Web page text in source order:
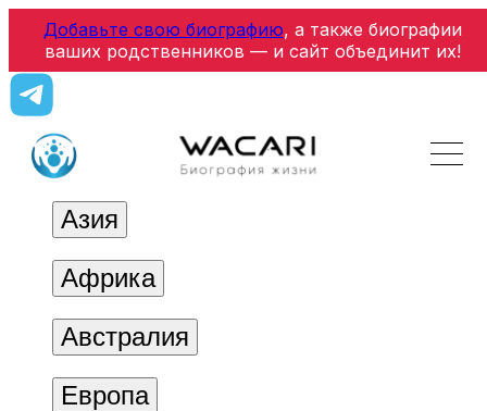
Добавьте свою биографию, а также биографии
ваших родственников — и сайт объединит их!
Азия
Африка
Австралия
Европа